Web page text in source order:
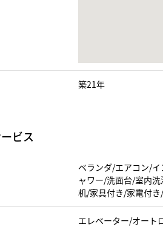
築21年
ビス
ベランダ/エアコン/
ャワー/洗面台/室内
机/家具付き/家電付
エレベーター/オート